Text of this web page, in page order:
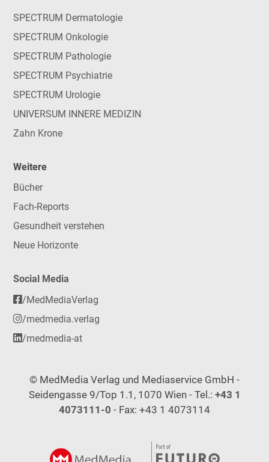
SPECTRUM Dermatologie
SPECTRUM Onkologie
SPECTRUM Pathologie
SPECTRUM Psychiatrie
SPECTRUM Urologie
UNIVERSUM INNERE MEDIZIN
Zahn Krone
Weitere
Bücher
Fach-Reports
Gesundheit verstehen
Neue Horizonte
Social Media
/MedMediaVerlag
/medmedia.verlag
/medmedia-at
© MedMedia Verlag und Mediaservice GmbH -
Seidengasse 9/Top 1.1, 1070 Wien - Tel.: +43 1
4073111-0 - Fax: +43 1 4073114